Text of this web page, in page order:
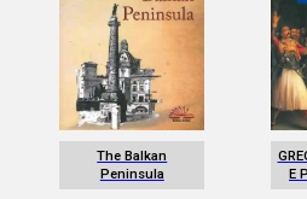
The Balkan
Peninsula
E